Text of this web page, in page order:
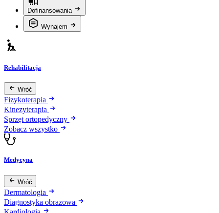
Dofinansowania
Wynajem
Rehabilitacja
Wróć
Fizykoterapia
Kinezyterapia
Sprzęt ortopedyczny
Zobacz wszystko
Medycyna
Wróć
Dermatologia
Diagnostyka obrazowa